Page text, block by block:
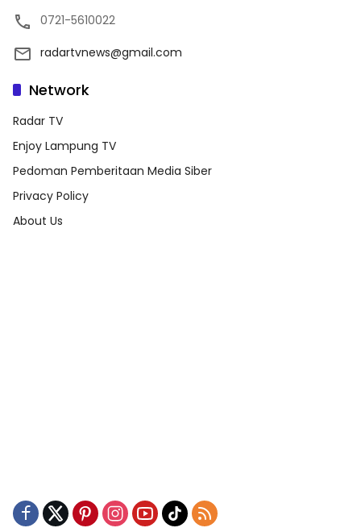
0721-5610022
radartvnews@gmail.com
Network
Radar TV
Enjoy Lampung TV
Pedoman Pemberitaan Media Siber
Privacy Policy
About Us